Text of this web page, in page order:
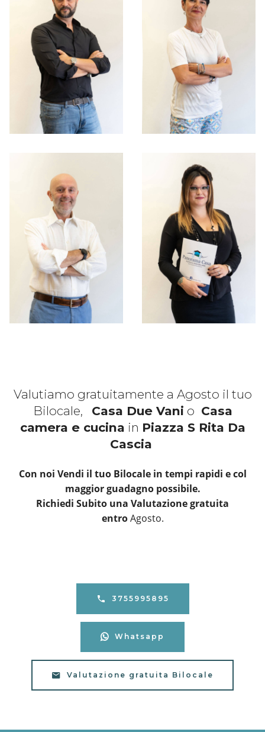
Valutiamo gratuitamente a Agosto il tuo
Bilocale, Casa Due Vani o Casa
camera e cucina in Piazza S Rita Da
Cascia
Con noi Vendi il tuo Bilocale in tempi rapidi e col
maggior guadagno possibile.
Richiedi Subito una Valutazione gratuita
entroAgosto.
3755995895
Whatsapp
Valutazione gratuita Bilocale